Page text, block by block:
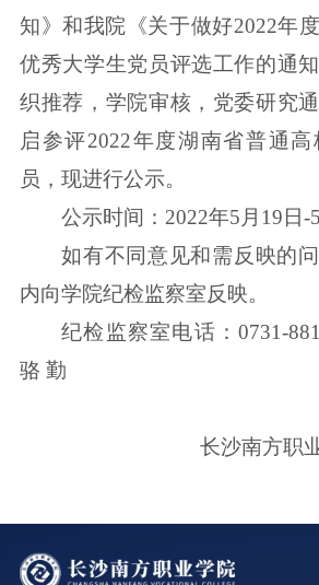
知》和我院《关于做好2022年
优秀大学生党员评选工作的通
织推荐，学院审核，党委研究
启参评2022年度湖南省普通
员，现进行公示。
公示时间：2022年5月19日-
如有不同意见和需反映的
内向学院纪检监察室反映。
纪检监察室电话：0731-
骆 勤
长沙南方职